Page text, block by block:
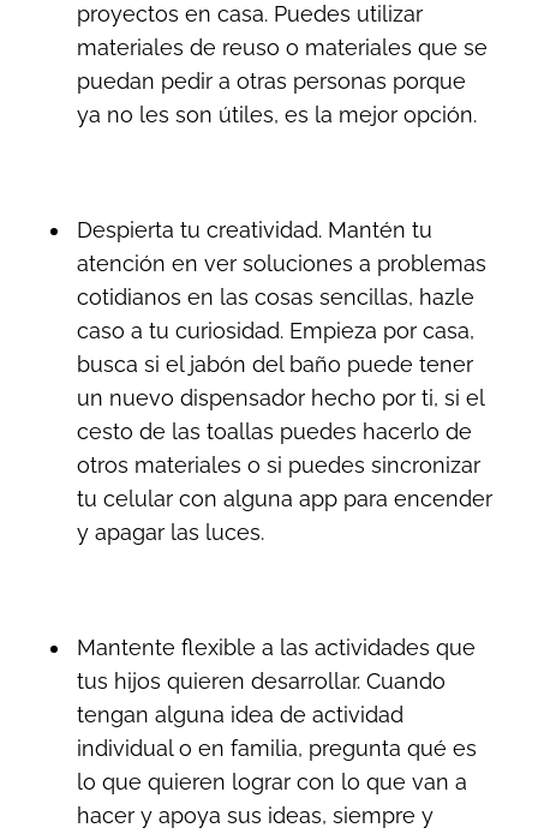
proyectos en casa. Puedes utilizar
materiales de reuso o materiales que se
puedan pedir a otras personas porque
ya no les son útiles, es la mejor opción.
Despierta tu creatividad. Mantén tu
atención en ver soluciones a problemas
cotidianos en las cosas sencillas, hazle
caso a tu curiosidad. Empieza por casa,
busca si el jabón del baño puede tener
un nuevo dispensador hecho por ti, si el
cesto de las toallas puedes hacerlo de
otros materiales o si puedes sincronizar
tu celular con alguna app para encender
y apagar las luces.
Mantente flexible a las actividades que
tus hijos quieren desarrollar. Cuando
tengan alguna idea de actividad
individual o en familia, pregunta qué es
lo que quieren lograr con lo que van a
hacer y apoya sus ideas, siempre y